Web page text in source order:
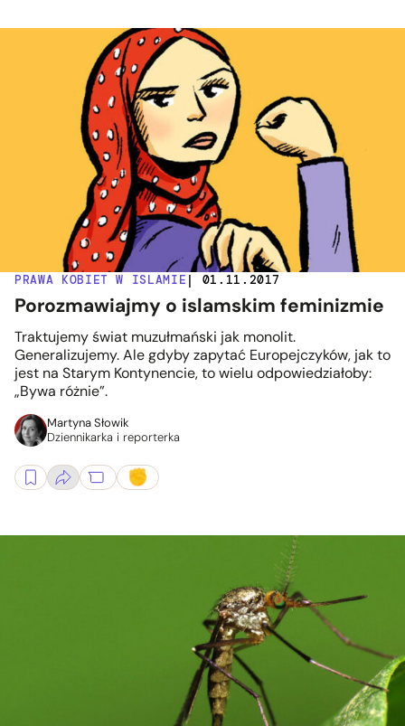
PRAWA KOBIET W ISLAMIE | 01.11.2017
Porozmawiajmy o islamskim feminizmie
Traktujemy świat muzułmański jak monolit.
Generalizujemy. Ale gdyby zapytać Europejczyków, jak to
jest na Starym Kontynencie, to wielu odpowiedziałoby:
„Bywa różnie”.
Martyna Słowik
Dziennikarka i reporterka